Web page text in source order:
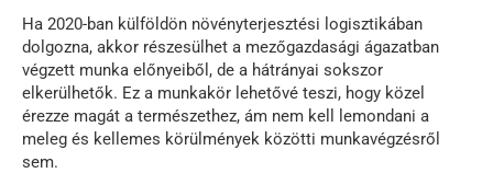
Ha 2020-ban külföldön növényterjesztési logisztikában
dolgozna, akkor részesülhet a mezőgazdasági ágazatban
végzett munka előnyeiből, de a hátrányai sokszor
elkerülhetők. Ez a munkakör lehetővé teszi, hogy közel
érezze magát a természethez, ám nem kell lemondani a
meleg és kellemes körülmények közötti munkavégzésről
sem.